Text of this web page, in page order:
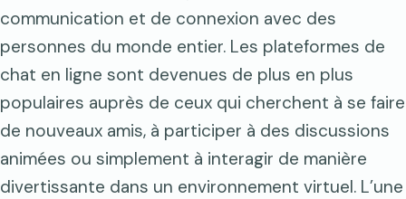
communication et de connexion avec des
personnes du monde entier. Les plateformes de
chat en ligne sont devenues de plus en plus
populaires auprès de ceux qui cherchent à se faire
de nouveaux amis, à participer à des discussions
animées ou simplement à interagir de manière
divertissante dans un environnement virtuel. L’une